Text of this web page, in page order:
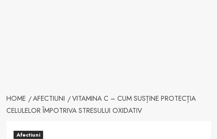
HOME AFECTIUNI
VITAMINA C – CUM SUSȚINE PROTECȚIA
CELULELOR ÎMPOTRIVA STRESULUI OXIDATIV
Afectiuni